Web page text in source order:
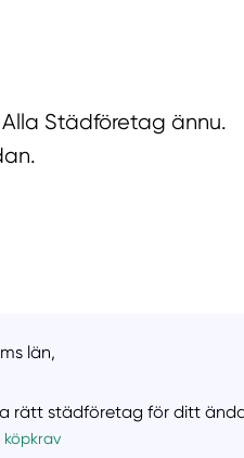
Städföretag ännu.
län,
rätt städföretag för ditt
köpkrav